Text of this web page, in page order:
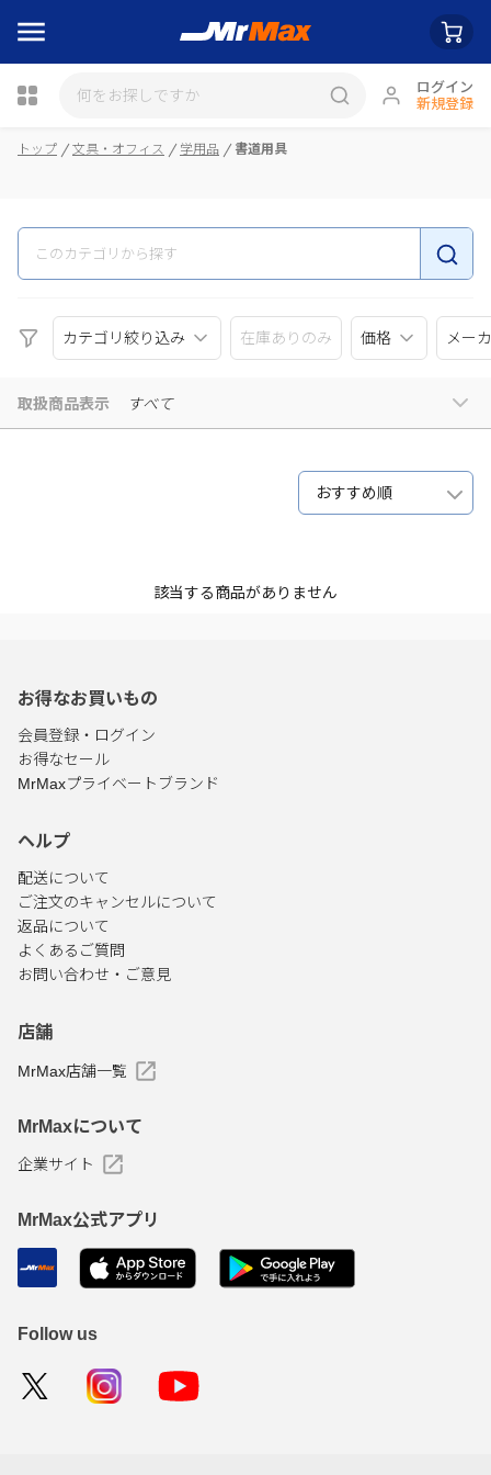
ログイン
新規登録
瓶詰
トップ 文具・オフィス 学用品 書道用具
カテゴリ絞り込み 在庫ありのみ 価格 メー
取扱商品表示 すべて
おすすめ順
該当する商品がありません
お得なお買いもの
会員登録・ログイン
お得なセール
MrMaxプライベートブランド
ヘルプ
配送について
ご注文のキャンセルについて
返品について
よくあるご質問
お問い合わせ・ご意見
店舗
MrMax店舗一覧
MrMaxについて
企業サイト
MrMax公式アプリ
Follow us